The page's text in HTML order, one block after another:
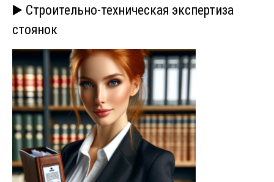
▶️ Строительно-техническая экспертиза
стоянок